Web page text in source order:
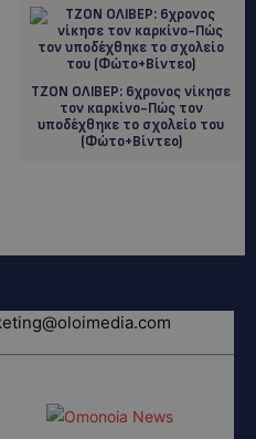
ΤΖΟΝ ΟΛΙΒΕΡ: 6χρονος νίκησε
τον καρκίνο-Πώς τον
υποδέχθηκε το σχολείο του
(Φώτο+Βίντεο)